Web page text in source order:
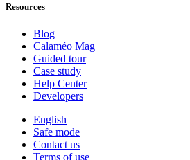
Resources
Blog
Calaméo Mag
Guided tour
Case study
Help Center
Developers
English
Safe mode
Contact us
Terms of use